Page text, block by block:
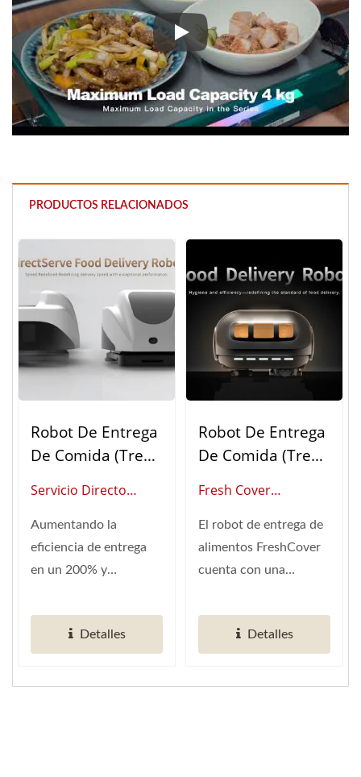
Robot de Entrega de Comida
PRODUCTOS RELACIONADOS
Robot De Entrega
De Comida (Tren
Servicio Directo
Restaurantes)
Aumentando la
eficiencia de entrega
en un 200% y
necesidades laborales a
la mitad,...Detalles
Robot De Entrega
De Comida (Tren
Bala)
Fresh Cover
Automatización De
El robot de entrega de
alimentos FreshCover
cuenta con una
totalmente...
Detalles